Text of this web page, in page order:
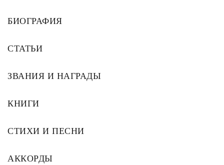
БИОГРАФИЯ
СТАТЬИ
ЗВАНИЯ И НАГРАДЫ
КНИГИ
СТИХИ И ПЕСНИ
АККОРДЫ